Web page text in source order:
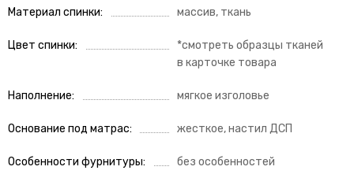
Материал спинки массив, ткань
Цвет спинки
*смотреть образцы тканей
в карточке товара
Наполнение мягкое изголовье
Основание под матрас жесткое, настил ДСП
Особенности фурнитуры без особенностей